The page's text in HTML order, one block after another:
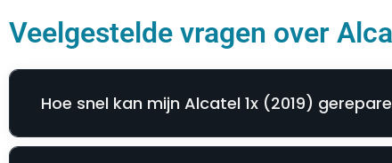
Veelgestelde vragen over
Hoe snel kan mijn Alcatel 1x (2019)